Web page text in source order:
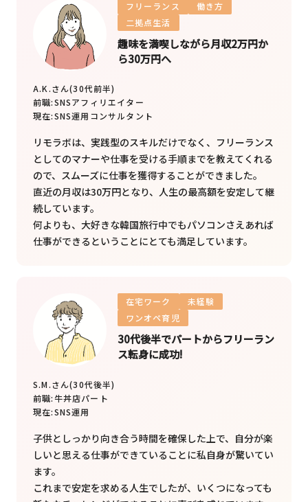
フリーランス
働き方
二拠点生活
趣味を満喫しながら月収2万円か
ら30万円へ
A.K.さん(30代前半)
前職:SNSアフィリエイター
現在:SNS運用コンサルタント
リモラボは、実践型のスキルだけでなく、フリーランス
としてのマナーや仕事を受ける手順までを教えてくれる
ので、スムーズに仕事を獲得することができました。
直近の月収は30万円となり、人生の最高額を安定して継
続しています。
何よりも、大好きな韓国旅行中でもパソコンさえあれば
仕事ができるということにとても満足しています。
在宅ワーク
未経験
ワンオペ育児
30代後半でパートからフリーラン
ス転身に成功!
S.M.さん(30代後半)
前職:牛丼店パート
現在:SNS運用
子供としっかり向き合う時間を確保した上で、自分が楽
しいと思える仕事ができていることに私自身が驚いてい
ます。
これまで安定を求める人生でしたが、いくつになっても